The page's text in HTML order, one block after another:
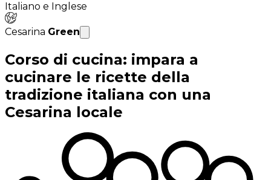
Italiano e Inglese
Cesarina Green
Corso di cucina: impara a
cucinare le ricette della
tradizione italiana con una
Cesarina locale